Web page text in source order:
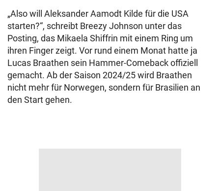
„Also will Aleksander Aamodt Kilde für die USA
starten?“, schreibt Breezy Johnson unter das
Posting, das Mikaela Shiffrin mit einem Ring um
ihren Finger zeigt. Vor rund einem Monat hatte ja
Lucas Braathen sein Hammer-Comeback offiziell
gemacht. Ab der Saison 2024/25 wird Braathen
nicht mehr für Norwegen, sondern für Brasilien an
den Start gehen.